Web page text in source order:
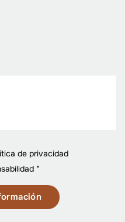
de privacidad
*